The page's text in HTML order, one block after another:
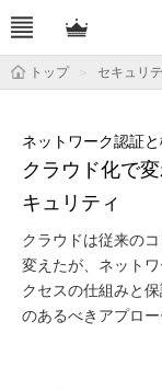
トップ セキュリ
クラウド化で
キュリティ
ネットワーク認証
クラウドは従来の
変えたが、ネット
クセスの仕組みと
のあるべきアプロー